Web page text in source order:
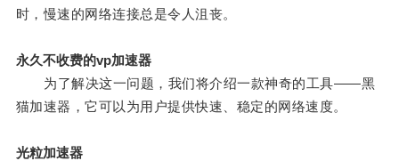
时，慢速的网络连接总是令人沮丧。
永久不收费的vp加速器
为了解决这一问题，我们将介绍一款神奇的工具——黑
猫加速器，它可以为用户提供快速、稳定的网络速度。
光粒加速器